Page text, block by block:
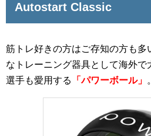
Autostart Classic
筋トレ好きの方はご存知の方も多
なトレーニング器具として海外で
選手も愛用する
「パワーボール」 。